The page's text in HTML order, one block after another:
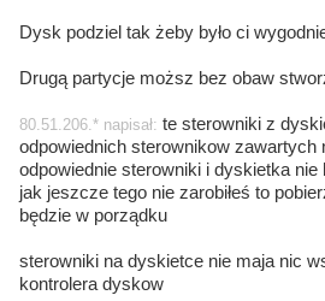
Dysk podziel tak żeby było ci
Drugą partycje moższ bez obaw
80.51.206.* napisał: te sterowniki z
odpowiednich sterownikow zawartych
odpowiednie sterowniki i dyskietka nie
jak jeszcze tego nie zarobiłeś to
będzie w porządku
sterowniki na dyskietce nie maja nic
kontrolera dyskow